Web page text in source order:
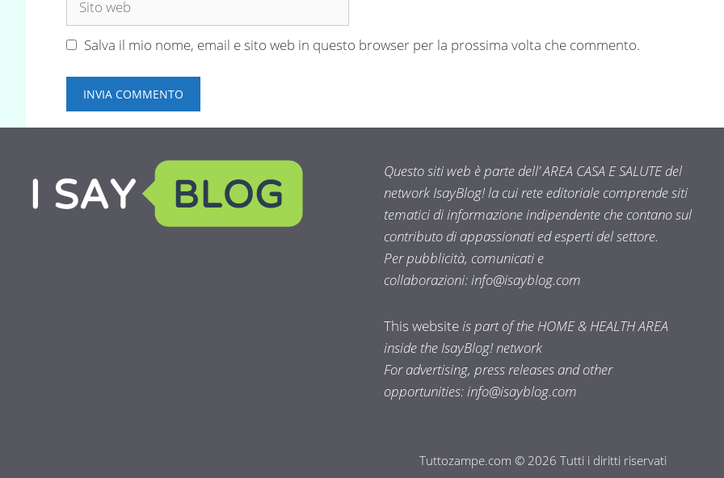
Salva il mio nome, email e sito web in questo browser per la prossima volta che commento.
Questo siti web è parte dell’ AREA CASA E SALUTE del
network IsayBlog! la cui rete editoriale comprende siti
tematici di informazione indipendente che contano sul
contributo di appassionati ed esperti del settore.
Per pubblicità, comunicati e
collaborazioni:info@isayblog.com
This websiteis part of the HOME & HEALTH AREA
inside the IsayBlog! network
For advertising, press releases and other
opportunities:info@isayblog.com
Tuttozampe.com © 2026 Tutti i diritti riservati